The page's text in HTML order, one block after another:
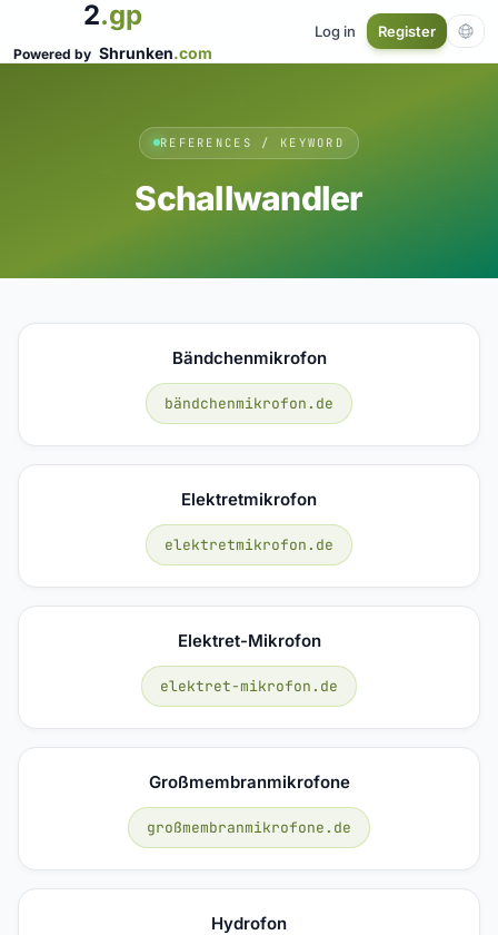
2.gp
Powered by Shrunken.com
Log in Register
REFERENCES / KEYWORD
Schallwandler
Bändchenmikrofon
bändchenmikrofon.de
Elektretmikrofon
elektretmikrofon.de
Elektret-Mikrofon
elektret-mikrofon.de
Großmembranmikrofone
großmembranmikrofone.de
Hydrofon